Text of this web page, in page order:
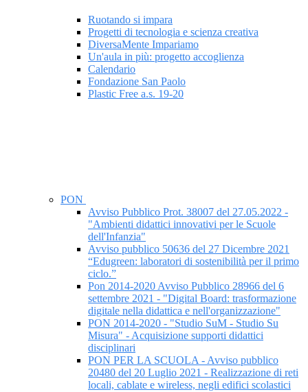
Ruotando si impara
Progetti di tecnologia e scienza creativa
DiversaMente Impariamo
Un'aula in più: progetto accoglienza
Calendario
Fondazione San Paolo
Plastic Free a.s. 19-20
PON
Avviso Pubblico Prot. 38007 del 27.05.2022 -
"Ambienti didattici innovativi per le Scuole
dell'Infanzia"
Avviso pubblico 50636 del 27 Dicembre 2021
“Edugreen: laboratori di sostenibilità per il primo
ciclo.”
Pon 2014-2020 Avviso Pubblico 28966 del 6
settembre 2021 - "Digital Board: trasformazione
digitale nella didattica e nell'organizzazione"
PON 2014-2020 - "Studio SuM - Studio Su
Misura" - Acquisizione supporti didattici
disciplinari
PON PER LA SCUOLA - Avviso pubblico
20480 del 20 Luglio 2021 - Realizzazione di reti
locali, cablate e wireless, negli edifici scolastici